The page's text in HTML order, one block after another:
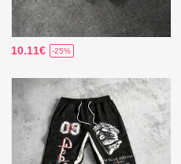
10.11€ -25%